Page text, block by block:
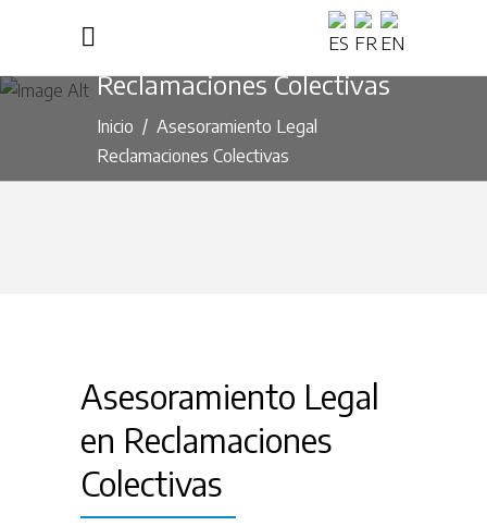
Asesoramiento Legal
Reclamaciones Colectivas
Inicio / Asesoramiento Legal
Reclamaciones Colectivas
Asesoramiento Legal
en Reclamaciones
Colectivas